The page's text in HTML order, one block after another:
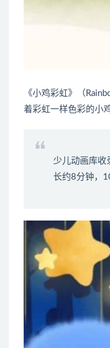
《小鸡彩虹》（
着彩虹一样色彩的小
少儿动画库收
长约8分钟，